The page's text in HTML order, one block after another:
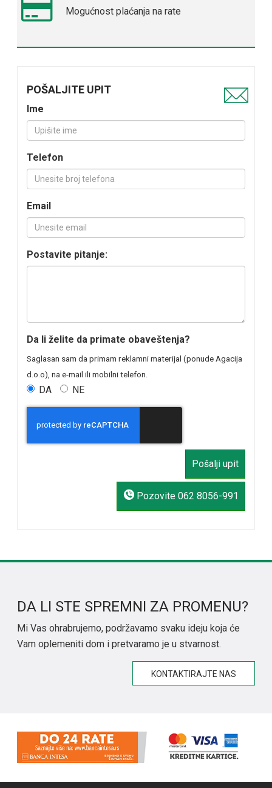
Mogućnost plaćanja na rate
POŠALJITE UPIT
Ime
Telefon
Email
Postavite pitanje:
Da li želite da primate obaveštenja?
Saglasan sam da primam reklamni materijal (ponude Agacija
d.o.o), na e-mail ili mobilni telefon.
DA NE
Pozovite 062 8056-991
DA LI STE SPREMNI ZA PROMENU?
Mi Vas ohrabrujemo, podržavamo svaku ideju koja će
Vam oplemeniti dom i pretvaramo je u stvarnost.
KONTAKTIRAJTE NAS